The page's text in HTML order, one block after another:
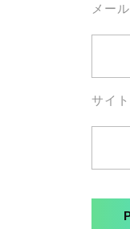
メール
サイト